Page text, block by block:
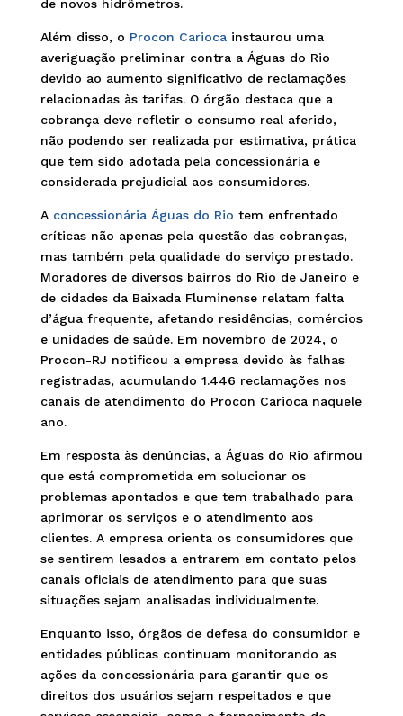
de novos hidrômetros.
Além disso, o Procon Cariocainstaurou uma
averiguação preliminar contra a Águas do Rio
devido ao aumento significativo de reclamações
relacionadas às tarifas. O órgão destaca que a
cobrança deve refletir o consumo real aferido,
não podendo ser realizada por estimativa, prática
que tem sido adotada pela concessionária e
considerada prejudicial aos consumidores.
Aconcessionária Águas do Rio tem enfrentado
críticas não apenas pela questão das cobranças,
mas também pela qualidade do serviço prestado.
Moradores de diversos bairros do Rio de Janeiro e
de cidades da Baixada Fluminense relatam falta
d’água frequente, afetando residências, comércios
e unidades de saúde. Em novembro de 2024, o
Procon-RJ notificou a empresa devido às falhas
registradas, acumulando 1.446 reclamações nos
canais de atendimento do Procon Carioca naquele
ano.
Em resposta às denúncias, a Águas do Rio afirmou
que está comprometida em solucionar os
problemas apontados e que tem trabalhado para
aprimorar os serviços e o atendimento aos
clientes. A empresa orienta os consumidores que
se sentirem lesados a entrarem em contato pelos
canais oficiais de atendimento para que suas
situações sejam analisadas individualmente.
Enquanto isso, órgãos de defesa do consumidor e
entidades públicas continuam monitorando as
ações da concessionária para garantir que os
direitos dos usuários sejam respeitados e que